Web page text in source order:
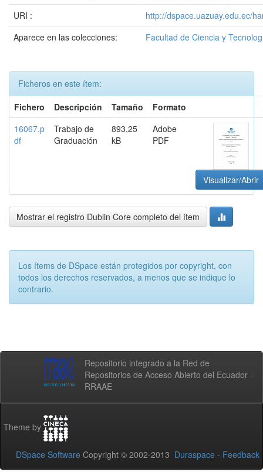
URI :
http://dspace.uazuay.edu.ec/
Aparece en las colecciones:
Facultad de Ciencia y
Ficheros en este ítem:
Fichero
Descripción Tamaño
Formato
16067.p
df
Trabajo de
Graduación
893,25
kB
Adobe
PDF
Visualizar/Abrir
Mostrar el registro Dublin Core completo del ítem
Los ítems de DSpace están protegidos por copyright, con
todos los derechos reservados, a menos que se indique lo
contrario.
Repositorio integrado a la Red de
Repositorios de Acceso Abierto del Ecuador -
RRAAE
Theme by
DSpace Software Copyright © 2002-2013 Duraspace - Feedback